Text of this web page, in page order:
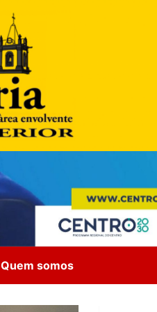
Quem somos